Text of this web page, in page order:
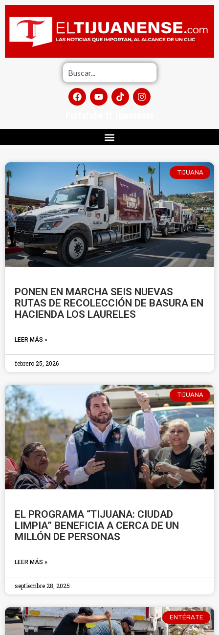
TIJUANA
PONEN EN MARCHA SEIS NUEVAS
RUTAS DE RECOLECCIÓN DE BASURA EN
HACIENDA LOS LAURELES
LEER MÁS »
febrero 25, 2026
TIJUANA
EL PROGRAMA “TIJUANA: CIUDAD
LIMPIA” BENEFICIA A CERCA DE UN
MILLÓN DE PERSONAS
LEER MÁS »
septiembre 28, 2025
ENTÉRATE